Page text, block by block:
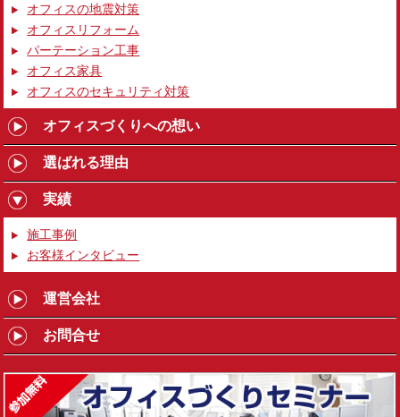
オフィスの地震対策
オフィスリフォーム
パーテーション工事
オフィス家具
オフィスのセキュリティ対策
オフィスづくりへの想い
選ばれる理由
実績
施工事例
お客様インタビュー
運営会社
お問合せ